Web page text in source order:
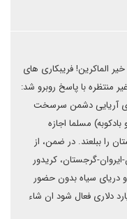
خیر الماکرین! فریبکاری های
منتظره با پاسخ روبرو شد:
و 1/5 میلیارد نفری آریایی دشمن سرسخت
مسلما اجازه
را ببلعند. در ضمن، از
گرجستان، کریدور
دریای سیاه بدون حضور
به سرعت و با هزینه 1/5 میلیارد دلاری فعال شود ان شاء